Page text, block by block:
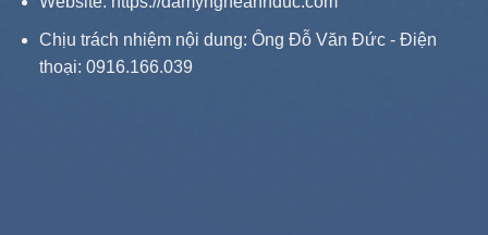
Chịu trách nhiệm nội dung: Ông Đỗ Văn Đức - Điện
thoại: 0916.166.039